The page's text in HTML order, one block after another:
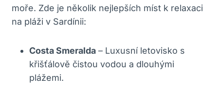
moře. Zde je několik nejlepších míst k relaxaci
na pláži v Sardínii:
Costa Smeralda – Luxusní letovisko s
křišťálově čistou vodou a dlouhými
plážemi.